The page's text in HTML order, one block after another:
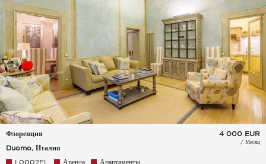
Флоренция
Duomo, Италия
4 000 EUR
/ Месяц
L0002FL Аренда Апартаменты